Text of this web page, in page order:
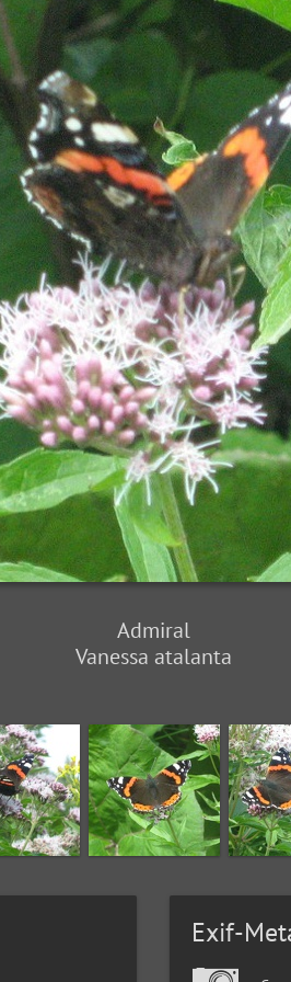
Admiral
Vanessa atalanta
Exif-